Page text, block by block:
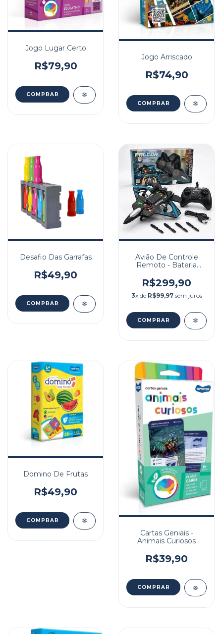
Jogo Lugar Certo
R$79,90
Jogo Arriscado
R$74,90
Desafio Das Garrafas
R$49,90
Avião De Controle
Remoto - Bateria
R$299,90
3x de R$99,97sem juros
Domino De Frutas
R$49,90
Cartas Geniais -
Animais Curiosos
R$39,90